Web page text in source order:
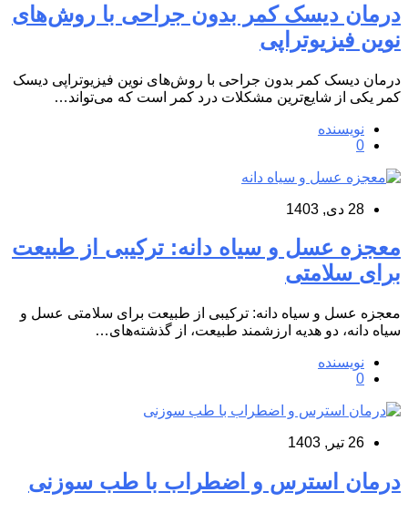
درمان دیسک کمر بدون جراحی با روش‌های
نوین فیزیوتراپی
درمان دیسک کمر بدون جراحی با روش‌های نوین فیزیوتراپی دیسک
کمر یکی از شایع‌ترین مشکلات درد کمر است که می‌تواند…
نویسنده
0
28 دی, 1403
معجزه عسل و سیاه دانه: ترکیبی از طبیعت
برای سلامتی
معجزه عسل و سیاه دانه: ترکیبی از طبیعت برای سلامتی عسل و
سیاه دانه، دو هدیه ارزشمند طبیعت، از گذشته‌های…
نویسنده
0
26 تیر, 1403
درمان استرس و اضطراب با طب سوزنی